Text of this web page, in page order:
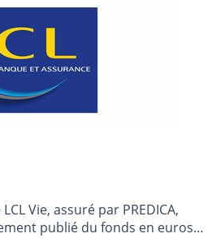
espoir pour des jours
Vie, assuré par PREDICA,
publié du fonds en euros